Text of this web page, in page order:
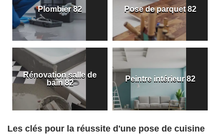
Plombier 82 Pose de parquet 82
Rénovation salle de
bain 82
Peintre intérieur 82
Les clés pour la réussite d'une pose de cuisine